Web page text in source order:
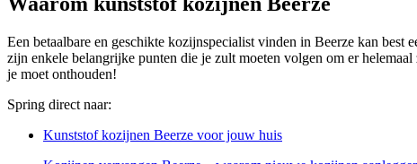
Een betaalbare en geschikte kozijnspecialist vinden in Beerze kan best
zijn enkele belangrijke punten die je zult moeten volgen om er
je moet onthouden!
Spring direct naar:
Kunststof kozijnen Beerze voor jouw huis